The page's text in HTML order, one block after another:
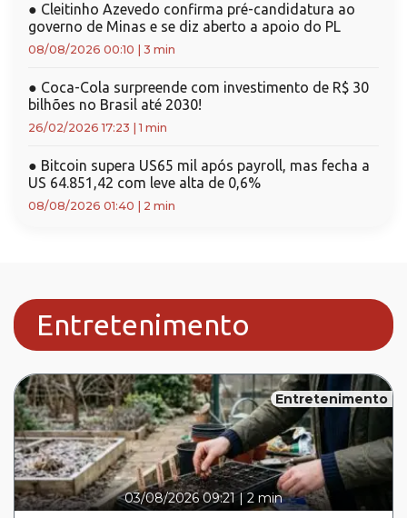
● Cleitinho Azevedo confirma pré-candidatura ao
governo de Minas e se diz aberto a apoio do PL
08/08/2026 00:10 3 min
● Coca-Cola surpreende com investimento de R$ 30
bilhões no Brasil até 2030!
26/02/2026 17:23 |1 min
● Bitcoin supera US65 mil após payroll, mas fecha a
US 64.851,42 com leve alta de 0,6%
08/08/2026 01:40 2 min
Entretenimento
Entretenimento
03/08/2026 09:21|2 min